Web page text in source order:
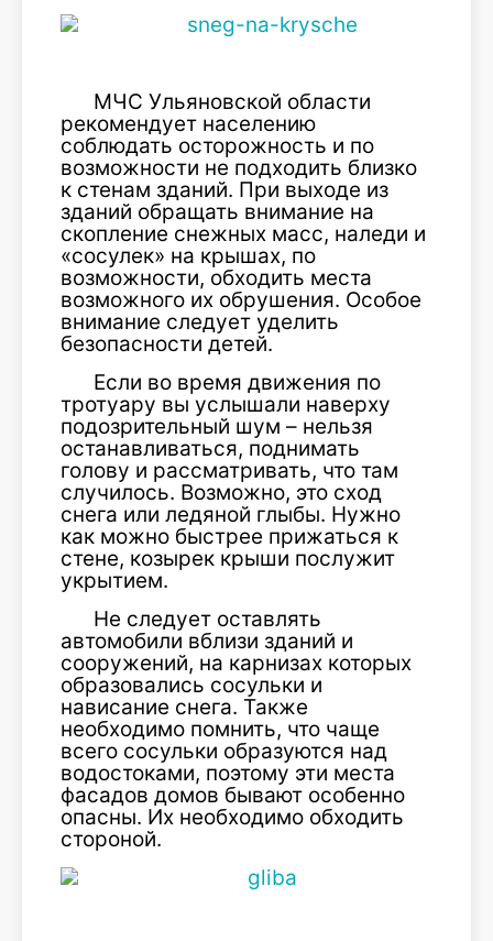
МЧС Ульяновской области
рекомендует населению
соблюдать осторожность и по
возможности не подходить близко
к стенам зданий. При выходе из
зданий обращать внимание на
скопление снежных масс, наледи и
«сосулек» на крышах, по
возможности, обходить места
возможного их обрушения. Особое
внимание следует уделить
безопасности детей.
Если во время движения по
тротуару вы услышали наверху
подозрительный шум – нельзя
останавливаться, поднимать
голову и рассматривать, что там
случилось. Возможно, это сход
снега или ледяной глыбы. Нужно
как можно быстрее прижаться к
стене, козырек крыши послужит
укрытием.
Не следует оставлять
автомобили вблизи зданий и
сооружений, на карнизах которых
образовались сосульки и
нависание снега. Также
необходимо помнить, что чаще
всего сосульки образуются над
водостоками, поэтому эти места
фасадов домов бывают особенно
опасны. Их необходимо обходить
стороной.